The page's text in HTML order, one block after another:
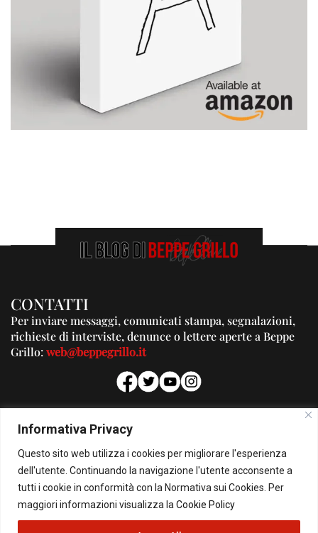
Informativa Privacy
Questo sito web utilizza i cookies per migliorare l'esperienza
dell'utente. Continuando la navigazione l'utente acconsente a
tutti i cookie in conformità con la Normativa sui Cookies. Per
maggiori informazioni visualizza la Cookie Policy
CONTATTI
Per inviare messaggi, comunicati stampa, segnalazioni,
richieste di interviste, denunce o lettere aperte a Beppe
Grillo:web@beppegrillo.it
PUBBLICITA'
Per la tua pubblicità su questo Blog:
pubblicita@beppegrillo.it